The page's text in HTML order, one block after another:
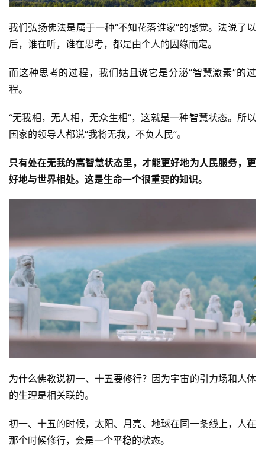
我们弘扬佛法是属于一种“不知花落谁家”的感觉。法说了以
后，谁在听，谁在思考，都是由个人的因缘而定。
而这种思考的过程，我们姑且说它是分泌“智慧激素”的过
程。
“无我相，无人相，无众生相”，这就是一种智慧状态。所以
国家的领导人都说“我将无我，不负人民”。
只有处在无我的高智慧状态里，才能更好地为人民服务，更
好地与世界相处。这是生命一个很重要的知识。
为什么佛教说初一、十五要修行？因为宇宙的引力场和人体
的生理是相关联的。
初一、十五的时候，太阳、月亮、地球在同一条线上，人在
那个时候修行，会是一个平稳的状态。